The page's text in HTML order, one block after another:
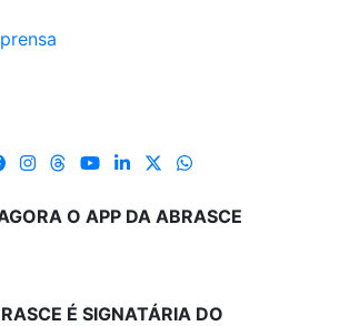
O APP DA ABRASCE
É SIGNATÁRIA DO